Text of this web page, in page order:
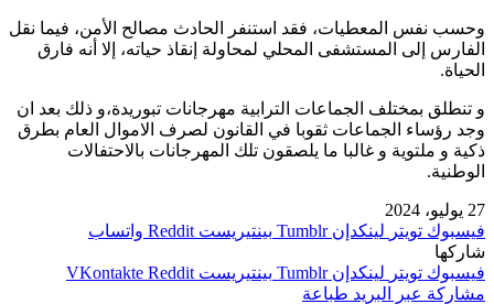
وحسب نفس المعطيات، فقد استنفر الحادث مصالح الأمن، فيما نقل
الفارس إلى المستشفى المحلي لمحاولة إنقاذ حياته، إلا أنه فارق
الحياة.
و تنطلق بمختلف الجماعات الترابية مهرجانات تبوريدة،و ذلك بعد ان
وجد رؤساء الجماعات ثقوبا في القانون لصرف الاموال العام بطرق
ذكية و ملتوية و غالبا ما يلصقون تلك المهرجانات بالاحتفالات
الوطنية.
27 يوليو، 2024
فيسبوك تويتر لينكدإن بينتيريست
واتساب
شاركها
فيسبوك تويتر لينكدإن بينتيريست
مشاركة عبر البريد طباعة